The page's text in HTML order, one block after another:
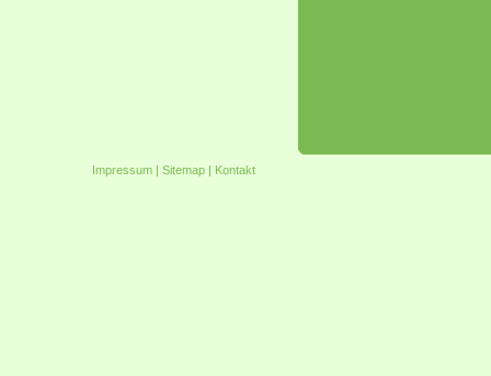
Impressum | Sitemap | Kontakt